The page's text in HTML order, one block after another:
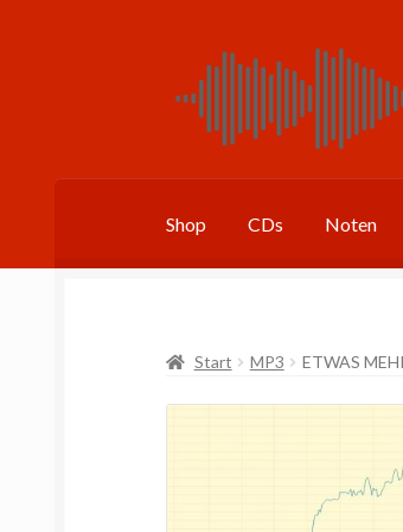
Navigation
springen
Inhalt
springen
Shop CDs Noten
Start MP3 ETWAS